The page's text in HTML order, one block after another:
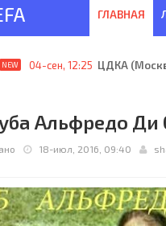
ГЛАВНАЯ
NEW 04-сен, 12:25 ЦДКА
Альфредо
18-июл, 2016, 09:40